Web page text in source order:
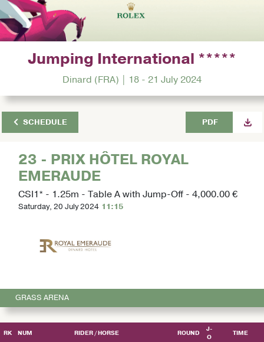
Jumping International *****
Dinard (FRA) | 18 - 21 July 2024
SCHEDULE PDF
23 - PRIX HÔTEL ROYAL
EMERAUDE
CSI1* - 1.25m - Table A with Jump-Off - 4,000.00 €
Saturday, 20 July 2024 11:15
GRASS ARENA
RK NUM RIDER / HORSE ROUND
J-
O
TIME